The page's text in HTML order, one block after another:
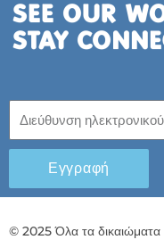
Εγγραφή
© 2025 Όλα τα δικαιώματα